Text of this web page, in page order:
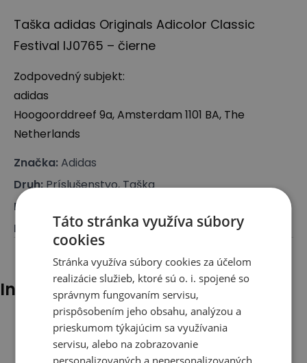
Taška adidas Originals Adicolor Classic
Festival IJ0765 – čierne
Zodpovedný subjekt:
adidas
Hoogoorddreef 9a, Amsterdam 1101 BA, The
Netherlands
Značka:Adidas
Druh:Príslušenstvo, Taška
Pre koho
Farba
Čierna
Iní klienti tiež pozerali
Táto stránka využíva súbory
cookies
Stránka využíva súbory cookies za účelom
realizácie služieb, ktoré sú o. i. spojené so
správnym fungovaním servisu,
prispôsobením jeho obsahu, analýzou a
prieskumom týkajúcim sa využívania
servisu, alebo na zobrazovanie
personalizovaných a nepersonalizovaných